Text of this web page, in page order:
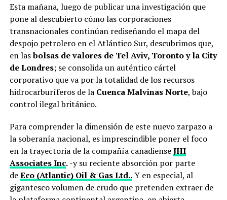
Esta mañana, luego de publicar una investigación que
pone al descubierto cómo las corporaciones
transnacionales continúan rediseñando el mapa del
despojo petrolero en el Atlántico Sur, descubrimos que,
en lasbolsas de valores de Tel Aviv, Toronto y la City
de Londres; se consolida un auténtico cártel
corporativo que va por la totalidad de los recursos
hidrocarburíferos de la Cuenca Malvinas Norte, bajo
control ilegal británico.
Para comprender la dimensión de este nuevo zarpazo a
la soberanía nacional, es imprescindible poner el foco
en la trayectoria de la compañía canadienseJHI
Associates Inc.-y su reciente absorción por parte
deEco (Atlantic) Oil & Gas Ltd..Y en especial, al
gigantesco volumen de crudo que pretenden extraer de